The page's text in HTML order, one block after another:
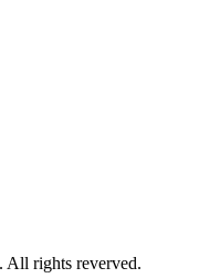
rights reverved.